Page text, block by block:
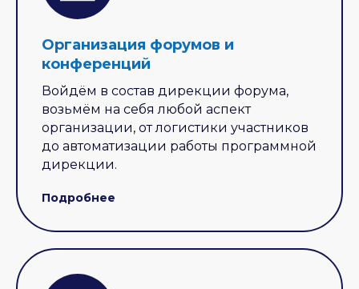
Организация форумов и
конференций
Войдём в состав дирекции форума,
возьмём на себя любой аспект
организации, от логистики участников
до автоматизации работы программной
дирекции.
Подробнее